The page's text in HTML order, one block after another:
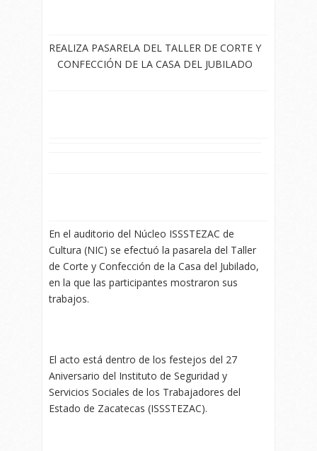
REALIZA PASARELA DEL TALLER DE CORTE Y
CONFECCIÓN DE LA CASA DEL JUBILADO
En el auditorio del Núcleo ISSSTEZAC de
Cultura (NIC) se efectuó la pasarela del Taller
de Corte y Confección de la Casa del Jubilado,
en la que las participantes mostraron sus
trabajos.
El acto está dentro de los festejos del 27
Aniversario del Instituto de Seguridad y
Servicios Sociales de los Trabajadores del
Estado de Zacatecas (ISSSTEZAC).